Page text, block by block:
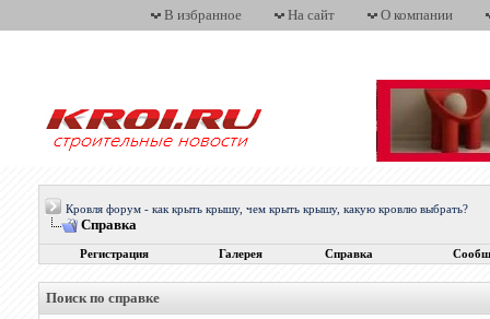
В избранное На сайт О компании
Кровля форум - как крыть крышу, чем крыть крышу, какую кровлю выбрать?
Справка
Регистрация Галерея Справка
Поиск по справке